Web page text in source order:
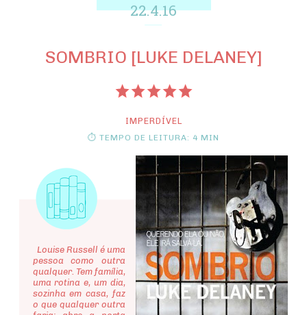
22.4.16
SOMBRIO [LUKE DELANEY]
IMPERDÍVEL
⏱ TEMPO DE LEITURA: 4 MIN
Louise Russell é uma
pessoa como outra
qualquer. Tem família,
uma rotina e, um dia,
sozinha em casa, faz
o que qualquer outra